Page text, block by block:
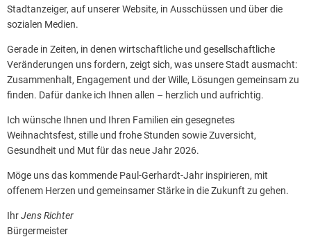
Stadtanzeiger, auf unserer Website, in Ausschüssen und über die
sozialen Medien.
Gerade in Zeiten, in denen wirtschaftliche und gesellschaftliche
Veränderungen uns fordern, zeigt sich, was unsere Stadt ausmacht:
Zusammenhalt, Engagement und der Wille, Lösungen gemeinsam zu
finden. Dafür danke ich Ihnen allen – herzlich und aufrichtig.
Ich wünsche Ihnen und Ihren Familien ein gesegnetes
Weihnachtsfest, stille und frohe Stunden sowie Zuversicht,
Gesundheit und Mut für das neue Jahr 2026.
Möge uns das kommende Paul-Gerhardt-Jahr inspirieren, mit
offenem Herzen und gemeinsamer Stärke in die Zukunft zu gehen.
IhrJens Richter
Bürgermeister